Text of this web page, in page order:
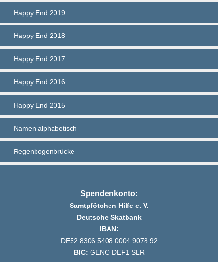
Happy End 2019
Happy End 2018
Happy End 2017
Happy End 2016
Happy End 2015
Namen alphabetisch
Regenbogenbrücke
Spendenkonto:
Samtpfötchen Hilfe e. V.
Deutsche Skatbank
IBAN:
DE52 8306 5408 0004 9078 92
BIC: GENO DEF1 SLR